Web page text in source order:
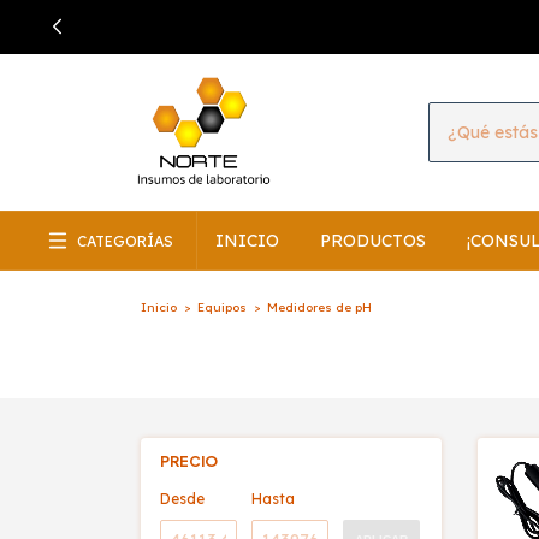
CATEGORÍAS INICIO PRODUCTOS
Inicio > Equipos > Medidores de pH
PRECIO
Desde Hasta